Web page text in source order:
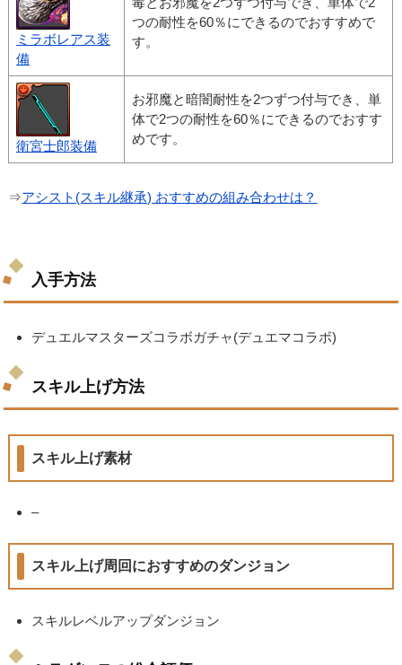
ミラボレアス装
備
つの耐性を60％にできるのでおすすめで
す。
衛宮士郎装備
お邪魔と暗闇耐性を2つずつ付与でき、単
体で2つの耐性を60％にできるのでおすす
めです。
⇒アシスト(スキル継承) おすすめの組み合わせは？
入手方法
デュエルマスターズコラボガチャ(デュエマコラボ)
スキル上げ方法
スキル上げ素材
–
スキル上げ周回におすすめのダンジョン
スキルレベルアップダンジョン